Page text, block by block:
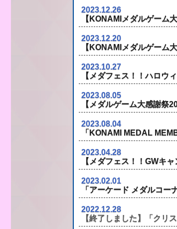
2023.12.26
【KONAMIメダルゲーム
2023.12.20
【KONAMIメダルゲーム
2023.10.27
【メダフェス！！ハロウ
2023.08.05
【メダルゲーム大感謝祭
2023.08.04
「KONAMI MEDAL
2023.04.28
【メダフェス！！GWキ
2023.02.01
「アーケード メダルコ
2022.12.28
【終了しました】「クリ